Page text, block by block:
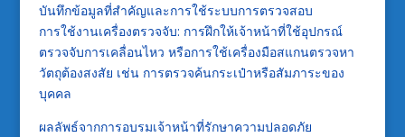
บันทึกข้อมูลที่สำคัญและการใช้ระบบการตรวจสอบ
การใช้งานเครื่องตรวจจับ: การฝึกให้เจ้าหน้าที่ใช้อุปกรณ์
ตรวจจับการเคลื่อนไหว หรือการใช้เครื่องมือสแกนตรวจหา
วัตถุต้องสงสัย เช่น การตรวจค้นกระเป๋าหรือสัมภาระของ
บุคคล
ผลลัพธ์จากการอบรมเจ้าหน้าที่รักษาความปลอดภัย